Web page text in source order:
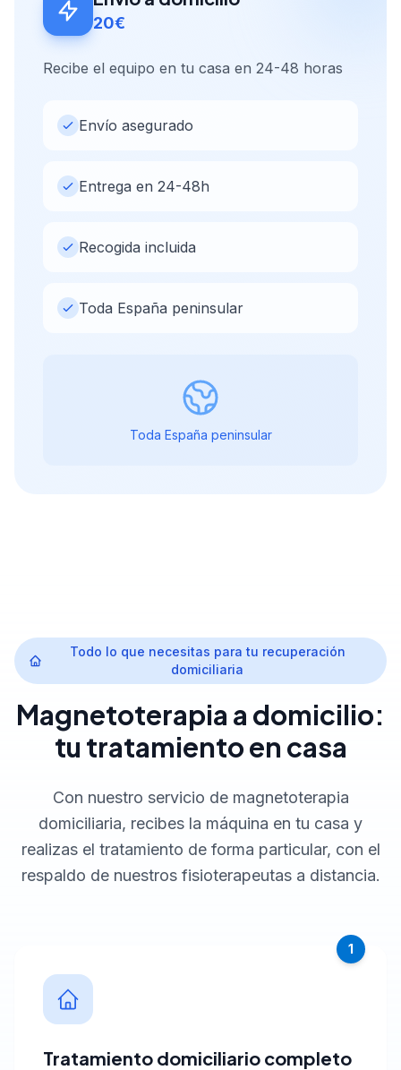
20€
Recibe el equipo en tu casa en 24-48 horas
Envío asegurado
Entrega en 24-48h
Recogida incluida
Toda España peninsular
Toda España peninsular
Todo lo que necesitas para tu recuperación
domiciliaria
Magnetoterapia a domicilio:
tu tratamiento en casa
Con nuestro servicio de magnetoterapia
domiciliaria, recibes la máquina en tu casa y
realizas el tratamiento de forma particular, con el
respaldo de nuestros fisioterapeutas a distancia.
1
Tratamiento domiciliario completo